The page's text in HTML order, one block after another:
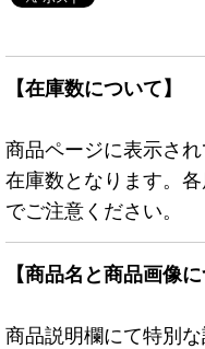
【在庫数について】
商品ページに表示さ
在庫数となります。
でご注意ください。
【商品名と商品画像に
商品説明欄にて特別